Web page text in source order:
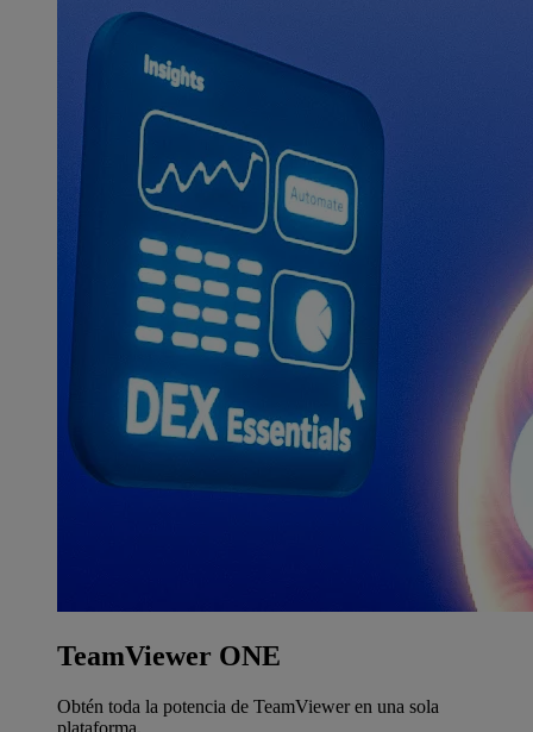
TeamViewer ONE
Obtén toda la potencia de TeamViewer en una sola
plataforma.